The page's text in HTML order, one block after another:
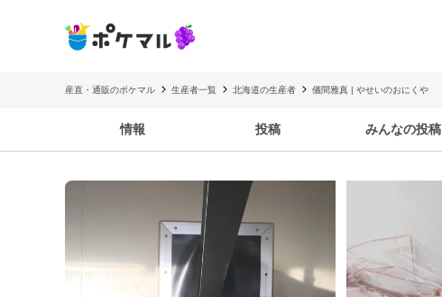
産直・通販のポケマル 生産者一覧 北海道の生産者 儀間雅真 | やせいのおにくや
情報 投稿 みんなの投稿